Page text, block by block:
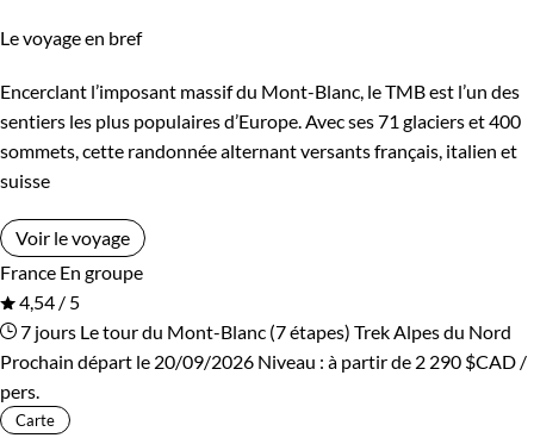
Le voyage en bref
Encerclant l’imposant massif du Mont-Blanc, le TMB est l’un des
sentiers les plus populaires d’Europe. Avec ses 71 glaciers et 400
sommets, cette randonnée alternant versants français, italien et
suisse
Voir le voyage
France En groupe
4,54 / 5
7 jours Le tour du Mont-Blanc (7 étapes) Trek Alpes du Nord
Prochain départ le 20/09/2026 Niveau : à partir de 2 290 $CAD /
pers.
Carte